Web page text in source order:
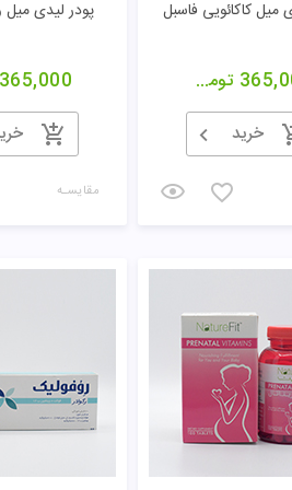
میل کاکائویی فاسبل
تومان
خرید
پودر لیدی میل
365,000
مقایسـه